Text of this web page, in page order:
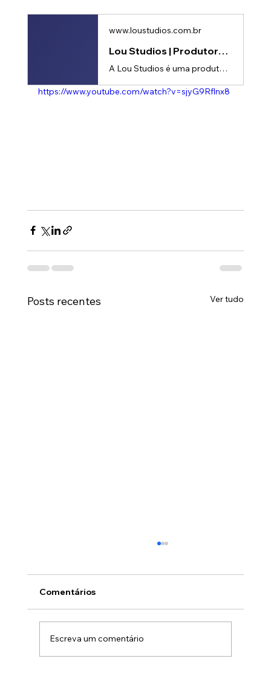
www.loustudios.com.br
Lou Studios | Produtora de vídeos
A Lou Studios é uma produtora de vídeos, especializada em motion design, animação 2D e 3D. Temos o vídeo certo para suas redes sociais!
https://www.youtube.com/watch?v=sjyG9Rflnx8
Posts recentes Ver tudo
Comentários
Escreva um comentário